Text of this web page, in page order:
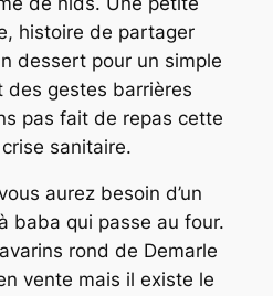
histoire de partager
dessert pour un simple
des gestes barrières
pas fait de repas cette
sanitaire.
aurez besoin d’un
baba qui passe au four.
rond de Demarle
vente mais il existe le